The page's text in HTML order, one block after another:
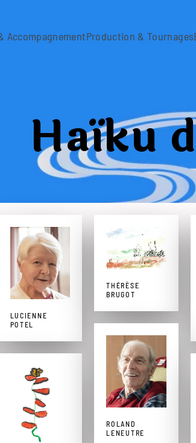
AccompagnementProduction & Tournages
Haïku
LUCIENNE
POTEL
THÉRÈSE
BRUGOT
ROLAND
LENEUTRE